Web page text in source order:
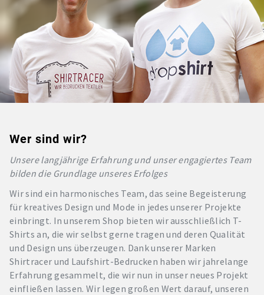
Wer sind wir?
Unsere langjährige Erfahrung und unser engagiertes Team
bilden die Grundlage unseres Erfolges
Wir sind ein harmonisches Team, das seine Begeisterung
für kreatives Design und Mode in jedes unserer Projekte
einbringt. In unserem Shop bieten wir ausschließlich T-
Shirts an, die wir selbst gerne tragen und deren Qualität
und Design uns überzeugen. Dank unserer Marken
Shirtracer und Laufshirt-Bedrucken haben wir jahrelange
Erfahrung gesammelt, die wir nun in unser neues Projekt
einfließen lassen. Wir legen großen Wert darauf, unseren